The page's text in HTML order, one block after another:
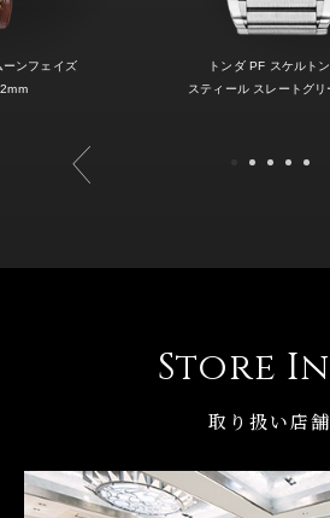
ーンフェイズ
トンダ PF スケルトン
スティール スレートグリ
Store
取り扱い店舗